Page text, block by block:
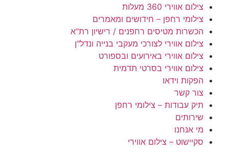
צילום אווירי 360 מעלות
צילומי רחפן – חידושים ומאמרים
הכשרות מטיסים רחפנים / רישיון רת"א
צילום אווירי לצורכי מעקבי בנייה ונדל"ן
צילום אווירי באירועים ובספורט
צילום אווירי בסרטי תדמית
הפקות וידאו
צור קשר
תיק עבודות – צילומי רחפן
שירותים
מי אנחנו
סקיישוט – צילום אווירי